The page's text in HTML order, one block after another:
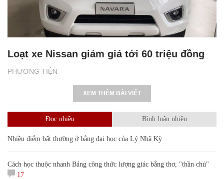
PHƯƠNG TIỆN
Loạt xe Nissan giảm giá tới 60 triệu đồng
XEM THÊM BÀI VIẾT
Đọc nhiều Bình luận nhiều
Nhiều điểm bất thường ở bằng đại học của Lý Nhã Kỳ
Cách học thuộc nhanh Bảng công thức lượng giác bằng thơ, "thần chú"
17